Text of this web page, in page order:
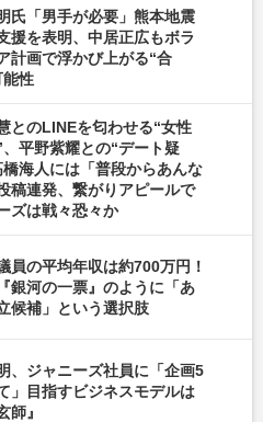
氏「男手が必要」熊本地震
援を表明、中居正広もボラ
計画で浮かび上がる“合
能性
とのLINEを匂わせる“女性
平野紫耀との“デート疑
橋海人には「普段からあんな
稿連発、繋がりアピールで
ズは戦々恐々か
員の平均年収は約700万円！
銀河の一票』のように「あ
候補」という選択肢
、ジャニーズ社員に「企画5
」目指すビジネスモデルは
師』